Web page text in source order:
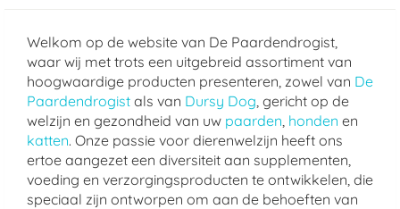
Welkom op de website van De Paardendrogist,
waar wij met trots een uitgebreid assortiment van
hoogwaardige producten presenteren, zowel van De
Paardendrogist als van Dursy Dog, gericht op de
welzijn en gezondheid van uw paarden, honden en
katten. Onze passie voor dierenwelzijn heeft ons
ertoe aangezet een diversiteit aan supplementen,
voeding en verzorgingsproducten te ontwikkelen, die
speciaal zijn ontworpen om aan de behoeften van